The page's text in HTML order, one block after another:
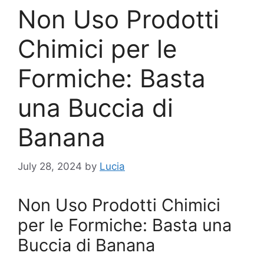
Non Uso Prodotti
Chimici per le
Formiche: Basta
una Buccia di
Banana
July 28, 2024 by Lucia
Non Uso Prodotti Chimici
per le Formiche: Basta una
Buccia di Banana